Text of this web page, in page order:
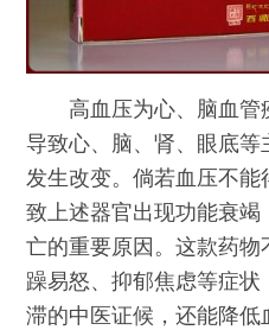
高血压为心、脑血管
导致心、脑、肾、眼底
发生改变。倘若血压不
致上述器官出现功能衰
亡的重要原因。这款药
躁易怒、抑郁焦虑等症
滞的中医证候，还能降低